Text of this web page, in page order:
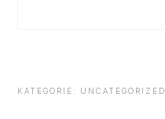
KATEGORIE: UNCATEGORIZED